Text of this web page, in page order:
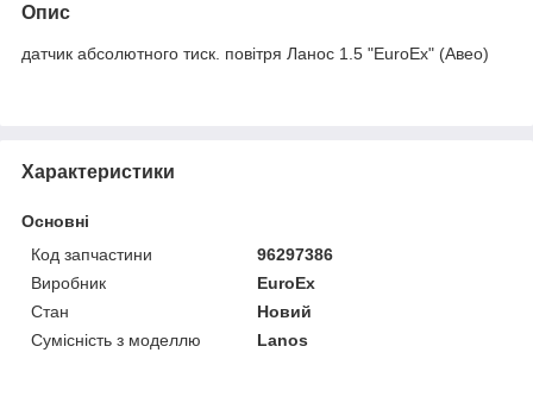
Опис
датчик абсолютного тиск. повітря Ланос 1.5 "EuroEx" (Авео)
Характеристики
Основні
Код запчастини
96297386
Виробник
EuroEx
Стан
Новий
Сумісність з моделлю
Lanos